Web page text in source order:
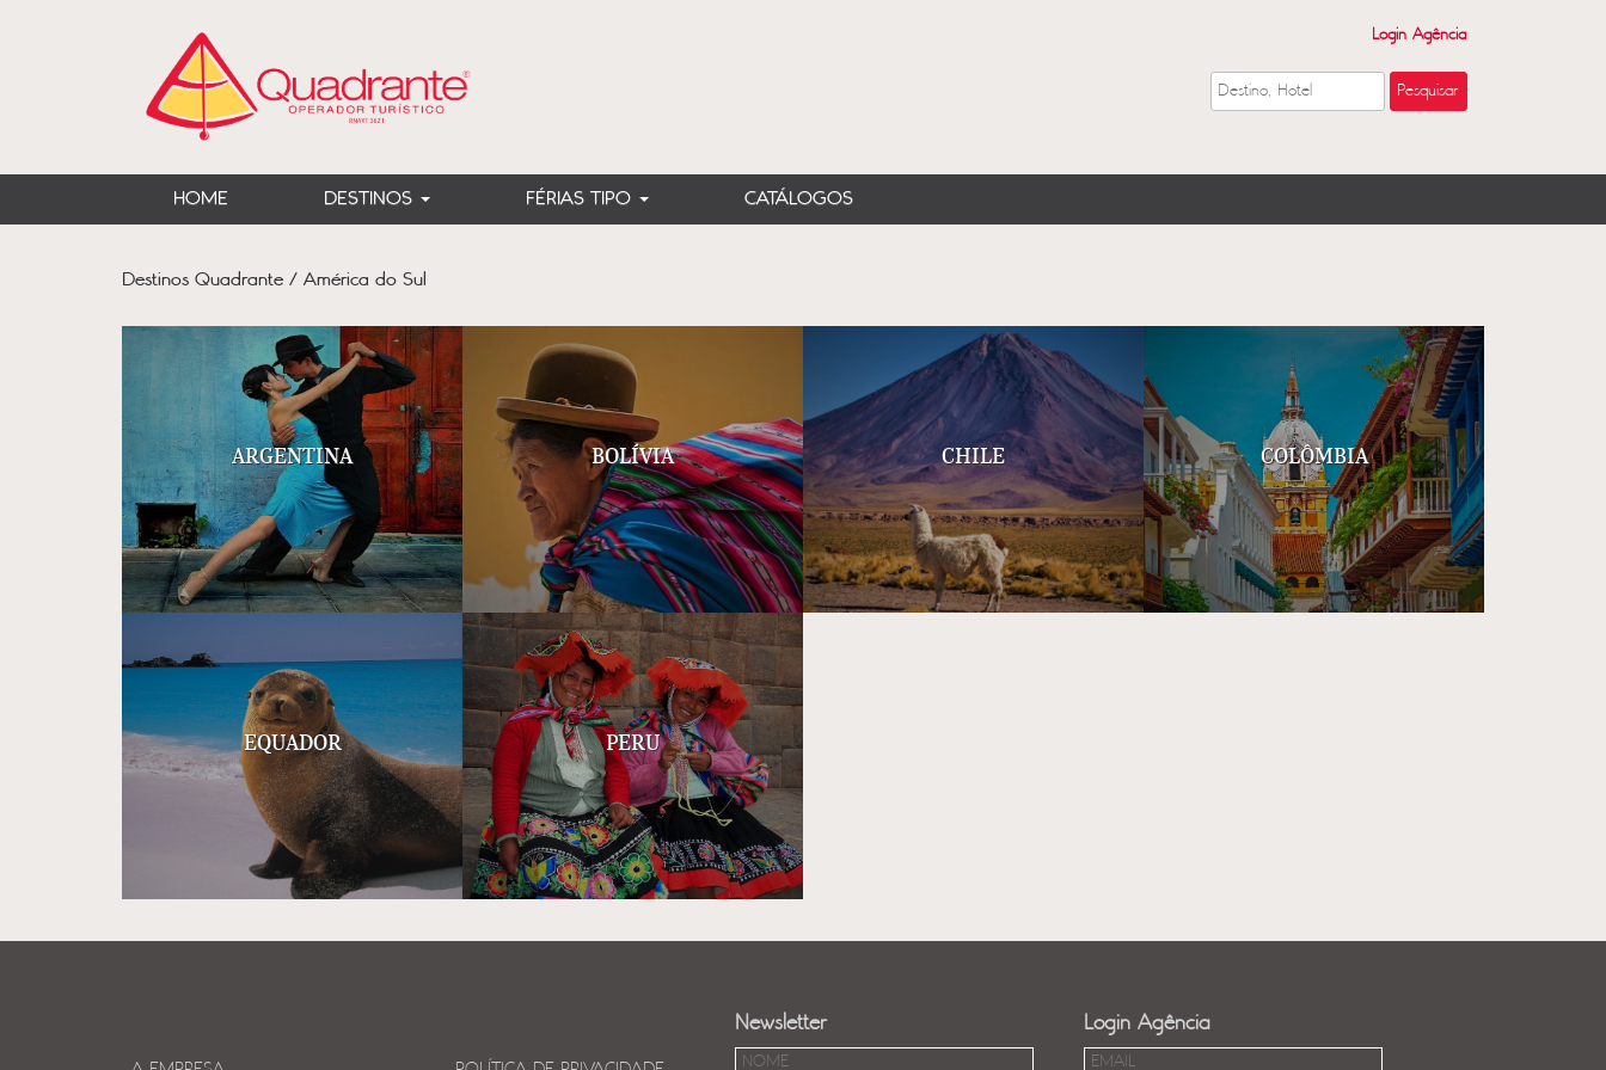
Login Agência
HOME DESTINOS FÉRIAS TIPO CATÁLOGOS
Destinos Quadrante / América do Sul
ARGENTINA BOLÍVIA CHILE COLÔMBIA
EQUADOR PERU
Newsletter Login Agência